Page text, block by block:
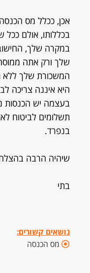
אכן, ככלל מס
בכללותו, אולם ככל
במקרה שלך,
שלך ורק אתה
המשכורת שלך ללא
היא איננה צריכה
בעצמה יש הכנסות
תשלומים לביטוח
בנפרד.
שיהיה הרבה
בתי
נושאים קשורים:
מס הכנסה